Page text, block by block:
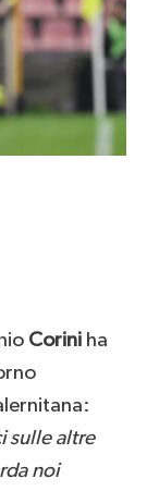
Coriniha
sulle altre
noi